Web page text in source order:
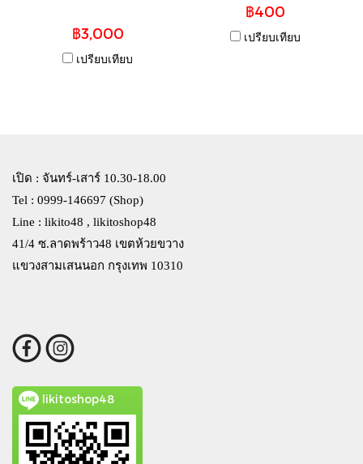
฿3,000
เปรียบเทียบ
฿400
เปรียบเทียบ
เปิด : จันทร์-เสาร์ 10.30-18.00
Tel : 0999-146697 (Shop)
Line : likito48 , likitoshop48
41/4 ซ.ลาดพร้าว48 เขตห้วยขวาง
แขวงสามเสนนอก กรุงเทพ 10310
likitoshop48